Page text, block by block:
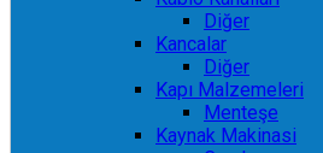
Diğer
Kancalar
Diğer
Kapı Malzemeleri
Menteşe
Kaynak Makinasi